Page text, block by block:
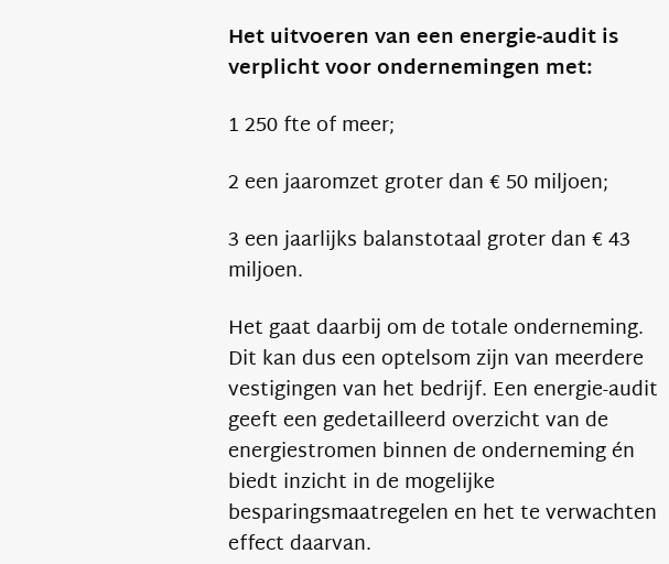
Het uitvoeren van een energie-audit is
verplicht voor ondernemingen met:
1 250 fte of meer;
2 een jaaromzet groter dan € 50 miljoen;
3 een jaarlijks balanstotaal groter dan € 43
miljoen.
Het gaat daarbij om de totale onderneming.
Dit kan dus een optelsom zijn van meerdere
vestigingen van het bedrijf. Een energie-audit
geeft een gedetailleerd overzicht van de
energiestromen binnen de onderneming én
biedt inzicht in de mogelijke
besparingsmaatregelen en het te verwachten
effect daarvan.